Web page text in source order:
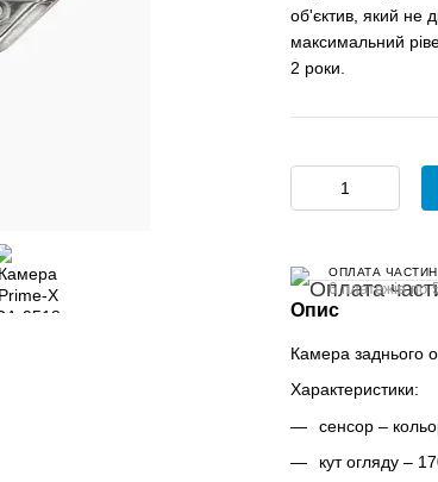
об'єктив, який не
максимальний
2 роки.
ОПЛАТА
6 платежів по
Опис
Камера заднього
Характеристики:
сенсор –
кут огляду –